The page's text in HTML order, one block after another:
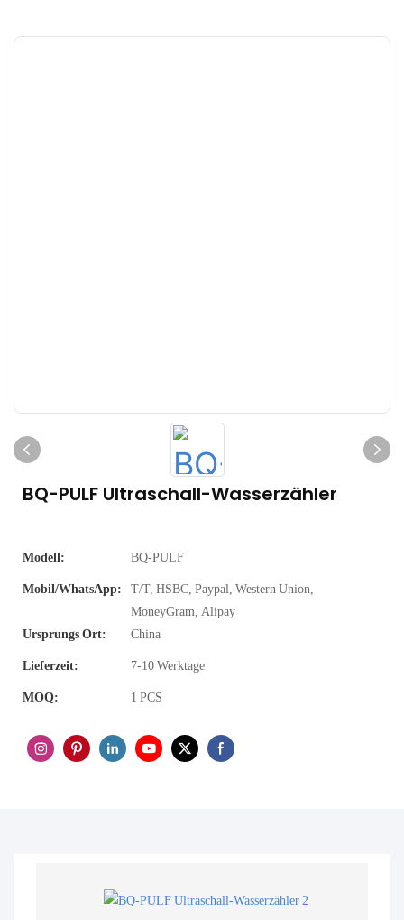
BQ-PULF Ultraschall-Wasserzähler
Modell: BQ-PULF
Mobil/WhatsApp:
T/T, HSBC, Paypal, Western Union,
MoneyGram, Alipay
Ursprungs Ort:
China
Lieferzeit: 7-10 Werktage
MOQ: 1 PCS